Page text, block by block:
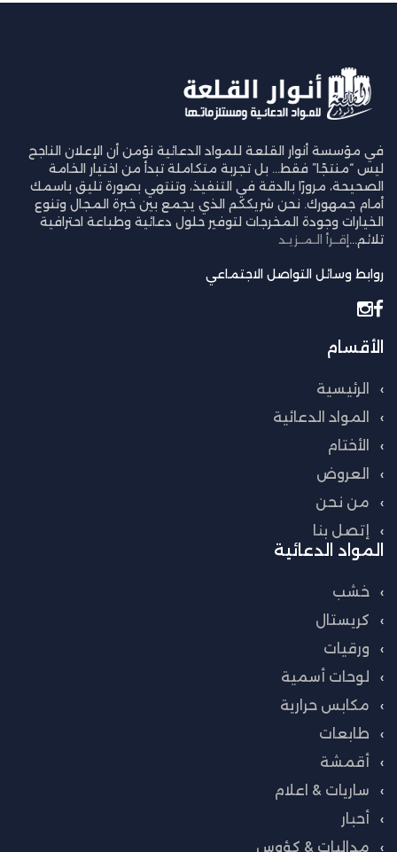
في مؤسسة أنوار القلعة للمواد الدعائية نؤمن أن الإعلان الناجح
ليس “منتجًا” فقط… بل تجربة متكاملة تبدأ من اختيار الخامة
الصحيحة، مرورًا بالدقة في التنفيذ، وتنتهي بصورة تليق باسمك
أمام جمهورك. نحن شريككم الذي يجمع بين خبرة المجال وتنوع
الخيارات وجودة المخرجات لتوفير حلول دعائية وطباعة احترافية
تلائم... إقــرأ الـمــزيـد
روابط وسائل التواصل الاجتماعي
الأقسام
الرئيسية
المواد الدعائية
الأختام
العروض
من نحن
إتصل بنا
المواد الدعائية
خشب
كريستال
ورقيات
لوحات أسمية
مكابس حرارية
طابعات
أقمشة
ساريات & اعلام
أحبار
مداليات & كؤوس